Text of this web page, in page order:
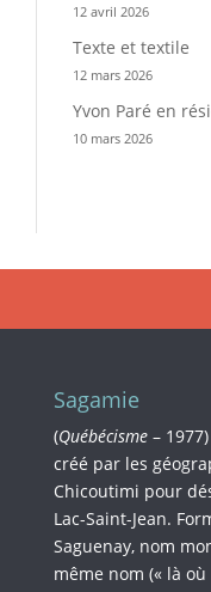
12 avril 2026
Texte et textile
12 mars 2026
Yvon Paré en
10 mars 2026
Sagamie
(Québécisme –
créé par les
Chicoutimi pour
Lac-Saint-Jean.
Saguenay, nom
même nom (« là